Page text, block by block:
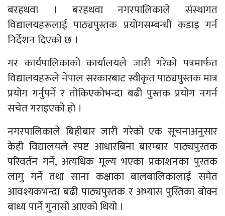
बरहथवा । बरहथवा नगरपालिकाले संस्थागत
विद्यालयहरूलाई पाठ्यपुस्तक प्रयोगसम्बन्धी कडाइ गर्न
निर्देशन दिएको छ ।
गर कार्यपालिकाको कार्यालयले जारी गरेको पत्रमार्फत
विद्यालयहरूले नेपाल सरकारबाट स्वीकृत पाठ्यपुस्तक मात्र
प्रयोग गर्नुपर्ने र तोकिएकोभन्दा बढी पुस्तक प्रयोग नगर्न
सचेत गराइएको हो ।
नगरपालिकाले बिहीबार जारी गरेको एक सूचनाअनुसार
केही विद्यालयले स्पष्ट आधारबिना बारम्बार पाठ्यपुस्तक
परिवर्तन गर्ने, अत्यधिक मूल्य भएका प्रकाशनका पुस्तक
लागु गर्ने तथा साना कक्षाका बालबालिकालाई समेत
आवश्यकभन्दा बढी पाठ्यपुस्तक र अभ्यास पुस्तिका बोक्न
बाध्य पार्ने गुनासो आएको थियो ।